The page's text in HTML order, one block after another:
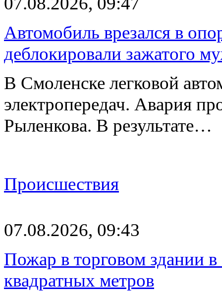
Автомобиль врезался в
деблокировали зажатого
В Смоленске легковой
электропередач. Авария
Рыленкова. В результате…
Происшествия
07.08.2026, 09:43
Пожар в торговом здании
квадратных метров